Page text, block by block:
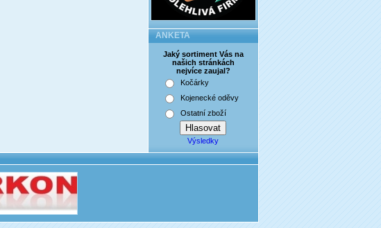
ANKETA
Jaký sortiment Vás na
našich stránkách
nejvíce zaujal?
Kočárky
Kojenecké oděvy
Ostatní zboží
Výsledky